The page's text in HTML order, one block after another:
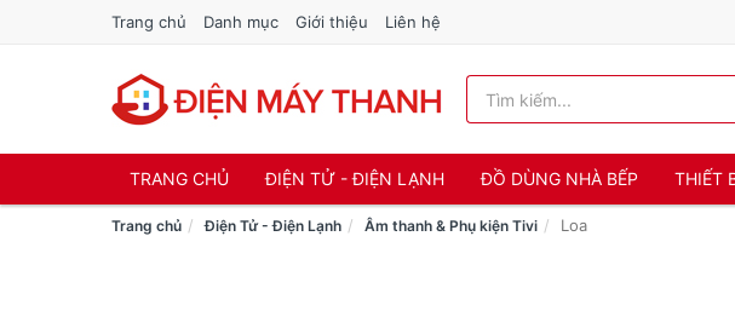
Trang chủ Danh mục Giới thiệu Liên hệ
TRANG CHỦ ĐIỆN TỬ - ĐIỆN LẠNH ĐỒ DÙNG NHÀ BẾP THIẾT
Trang chủ Điện Tử - Điện Lạnh Âm thanh & Phụ kiện Tivi Loa